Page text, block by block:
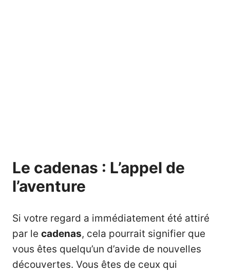
Le cadenas : L’appel de
l’aventure
Si votre regard a immédiatement été attiré
par le cadenas, cela pourrait signifier que
vous êtes quelqu’un d’avide de nouvelles
découvertes. Vous êtes de ceux qui